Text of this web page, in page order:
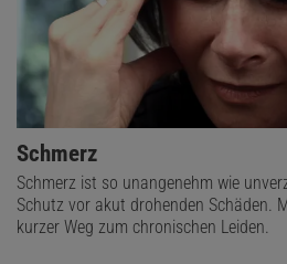
Schmerz
Schmerz ist so unangenehm wie
Schutz vor akut drohenden Schäden.
kurzer Weg zum chronischen Leiden.